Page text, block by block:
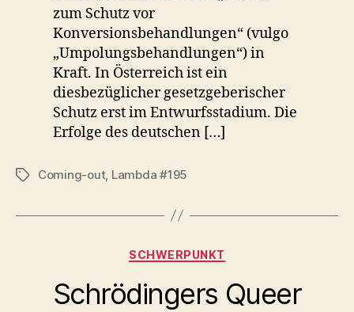
zum Schutz vor
Konversionsbehandlungen“ (vulgo
„Umpolungsbehandlungen“) in
Kraft. In Österreich ist ein
diesbezüglicher gesetzgeberischer
Schutz erst im Entwurfsstadium. Die
Erfolge des deutschen […]
Schlagwörter
Coming-out, Lambda #195
Kategorien
SCHWERPUNKT
Schrödingers Queer